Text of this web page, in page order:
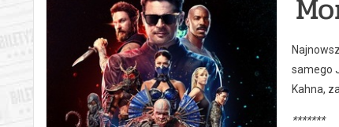
samego
Kahna,
*******